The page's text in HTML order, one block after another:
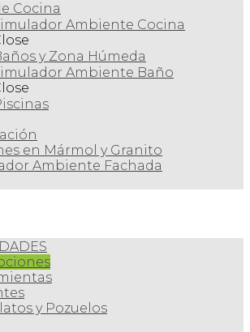
Cocina
Ambiente Cocina
y Zona Húmeda
Ambiente Baño
en Mármol y Granito
Ambiente Fachada
y Pozuelos